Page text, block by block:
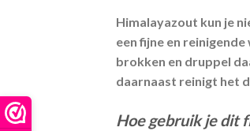
Himalayazout kun je
een fijne en
brokken en druppel
daarnaast reinigt het
Hoe gebruik je dit